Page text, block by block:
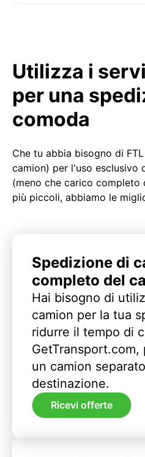
Utilizza i
per una
comoda
Che tu abbia bisogno di
camion) per l'uso esclusivo
(meno che carico completo
più piccoli, abbiamo le
Spedizione di
completo del
Hai bisogno di
camion per la tua
ridurre il tempo di
GetTransport.com,
un camion
destinazione.
Ricevi offerte